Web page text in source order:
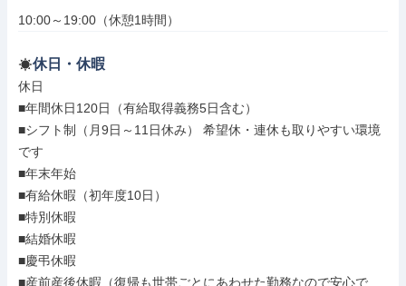
10:00～19:00（休憩1時間）
休日・休暇
休日
■年間休日120日（有給取得義務5日含む）
■シフト制（月9日～11日休み） 希望休・連休も取りやすい環境
です
■年末年始
■有給休暇（初年度10日）
■特別休暇
■結婚休暇
■慶弔休暇
■産前産後休暇（復帰も世帯ごとにあわせた勤務なので安心で